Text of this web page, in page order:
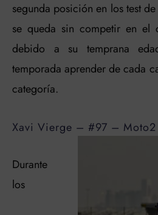
segunda posición en los test
se queda sin competir en el
debido a su temprana
temporada aprender de cada
categoría.
Xavi Vierge – #97 – Moto2
Durante
los